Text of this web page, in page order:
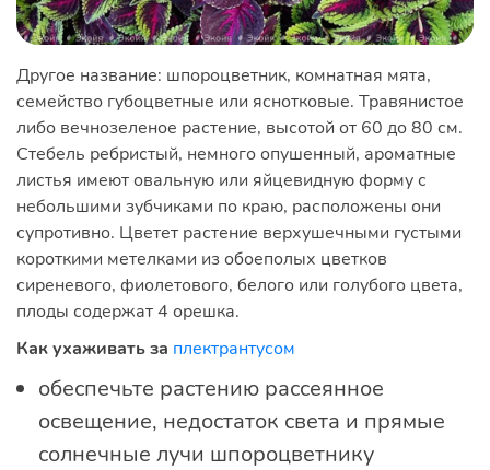
Другое название: шпороцветник, комнатная мята,
семейство губоцветные или яснотковые. Травянистое
либо вечнозеленое растение, высотой от 60 до 80 см.
Стебель ребристый, немного опушенный, ароматные
листья имеют овальную или яйцевидную форму с
небольшими зубчиками по краю, расположены они
супротивно. Цветет растение верхушечными густыми
короткими метелками из обоеполых цветков
сиреневого, фиолетового, белого или голубого цвета,
плоды содержат 4 орешка.
Как ухаживать за плектрантусом
обеспечьте растению рассеянное
освещение, недостаток света и прямые
солнечные лучи шпороцветнику